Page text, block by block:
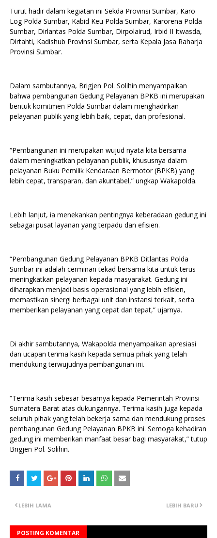
Turut hadir dalam kegiatan ini Sekda Provinsi Sumbar, Karo
Log Polda Sumbar, Kabid Keu Polda Sumbar, Karorena Polda
Sumbar, Dirlantas Polda Sumbar, Dirpolairud, Irbid II Itwasda,
Dirtahti, Kadishub Provinsi Sumbar, serta Kepala Jasa Raharja
Provinsi Sumbar.
Dalam sambutannya, Brigjen Pol. Solihin menyampaikan
bahwa pembangunan Gedung Pelayanan BPKB ini merupakan
bentuk komitmen Polda Sumbar dalam menghadirkan
pelayanan publik yang lebih baik, cepat, dan profesional.
“Pembangunan ini merupakan wujud nyata kita bersama
dalam meningkatkan pelayanan publik, khususnya dalam
pelayanan Buku Pemilik Kendaraan Bermotor (BPKB) yang
lebih cepat, transparan, dan akuntabel,” ungkap Wakapolda.
Lebih lanjut, ia menekankan pentingnya keberadaan gedung ini
sebagai pusat layanan yang terpadu dan efisien.
“Pembangunan Gedung Pelayanan BPKB Ditlantas Polda
Sumbar ini adalah cerminan tekad bersama kita untuk terus
meningkatkan pelayanan kepada masyarakat. Gedung ini
diharapkan menjadi basis operasional yang lebih efisien,
memastikan sinergi berbagai unit dan instansi terkait, serta
memberikan pelayanan yang cepat dan tepat,” ujarnya.
Di akhir sambutannya, Wakapolda menyampaikan apresiasi
dan ucapan terima kasih kepada semua pihak yang telah
mendukung terwujudnya pembangunan ini.
“Terima kasih sebesar-besarnya kepada Pemerintah Provinsi
Sumatera Barat atas dukungannya. Terima kasih juga kepada
seluruh pihak yang telah bekerja sama dan mendukung proses
pembangunan Gedung Pelayanan BPKB ini. Semoga kehadiran
gedung ini memberikan manfaat besar bagi masyarakat,” tutup
Brigjen Pol. Solihin.
LEBIH BARU
LEBIH LAMA
POSTING KOMENTAR